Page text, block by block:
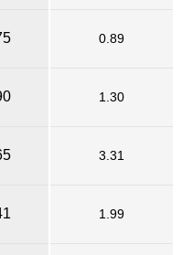
0.89
1.30
3.31
1.99